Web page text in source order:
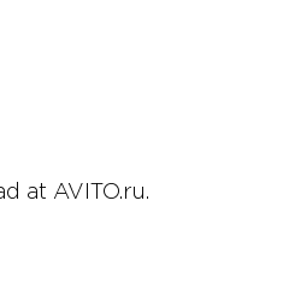
at AVITO.ru.